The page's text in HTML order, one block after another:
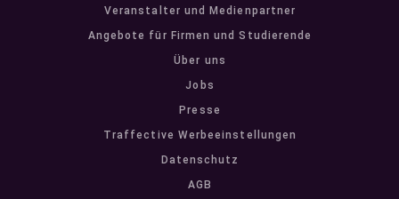
Veranstalter und Medienpartner
Angebote für Firmen und Studierende
Über uns
Jobs
Presse
Traffective Werbeeinstellungen
Datenschutz
AGB